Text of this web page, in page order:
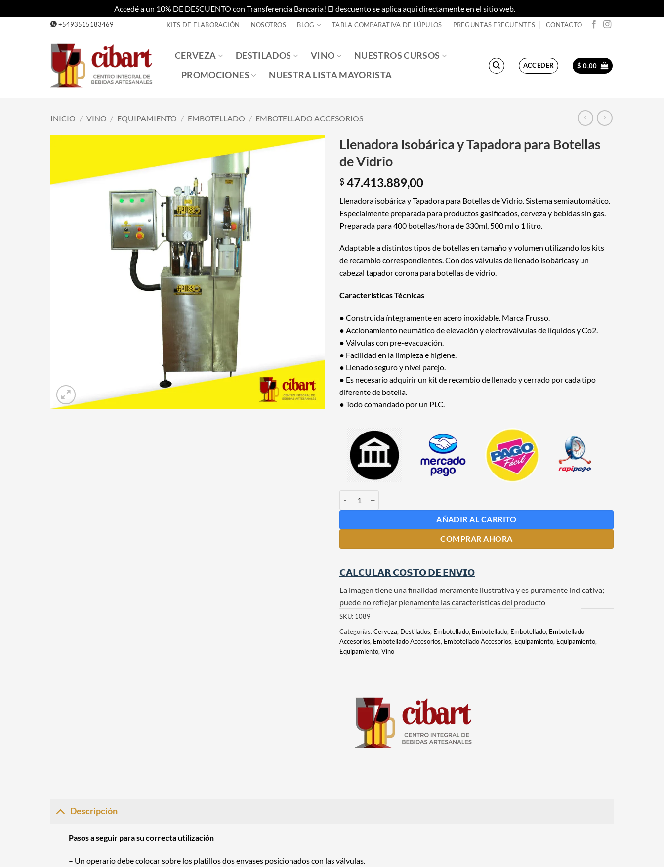
Accedé a un 10% DE DESCUENTO con Transferencia Bancaria! El descuento se aplica aquí directamente en el sitio web.
+5493515183469 KITS DE ELABORACIÓN NOSOTROS BLOG TABLA COMPARATIVA DE LÚPULOS PREGUNTAS FRECUENTES CONTACTO
CERVEZA DESTILADOS VINO
NUESTROS CURSOS
PROMOCIONES
NUESTRA LISTA MAYORISTA
ACCEDER $ 0,00
INICIO / VINO / EQUIPAMIENTO / EMBOTELLADO / EMBOTELLADO ACCESORIOS
Llenadora Isobárica y Tapadora para Botellas
de Vidrio
$ 47.413.889,00
Llenadora isobárica y Tapadora para Botellas de Vidrio. Sistema semiautomático.
Especialmente preparada para productos gasificados, cerveza y bebidas sin gas.
Preparada para 400 botellas/hora de 330ml, 500 ml o 1 litro.
Adaptable a distintos tipos de botellas en tamaño y volumen utilizando los kits
de recambio correspondientes. Con dos válvulas de llenado isobáricasy un
cabezal tapador corona para botellas de vidrio.
Características Técnicas
● Construida íntegramente en acero inoxidable. Marca Frusso.
● Accionamiento neumático de elevación y electroválvulas de líquidos y Co2.
● Válvulas con pre-evacuación.
● Facilidad en la limpieza e higiene.
● Llenado seguro y nivel parejo.
● Es necesario adquirir un kit de recambio de llenado y cerrado por cada tipo
diferente de botella.
● Todo comandado por un PLC.
AÑADIR AL CARRITO
COMPRAR AHORA
𝗖𝗔𝗟𝗖𝗨𝗟𝗔𝗥 𝗖𝗢𝗦𝗧𝗢 𝗗𝗘 𝗘𝗡𝗩𝗜𝗢
La imagen tiene una finalidad meramente ilustrativa y es puramente indicativa;
puede no reflejar plenamente las características del producto
SKU: 1089
Categorías:Cerveza, Destilados, Embotellado, Embotellado, Embotellado, Embotellado
Accesorios, Embotellado Accesorios, Embotellado Accesorios, Equipamiento, Equipamiento,
Equipamiento, Vino
Descripción
Pasos a seguir para su correcta utilización
– Un operario debe colocar sobre los platillos dos envases posicionados con las válvulas.